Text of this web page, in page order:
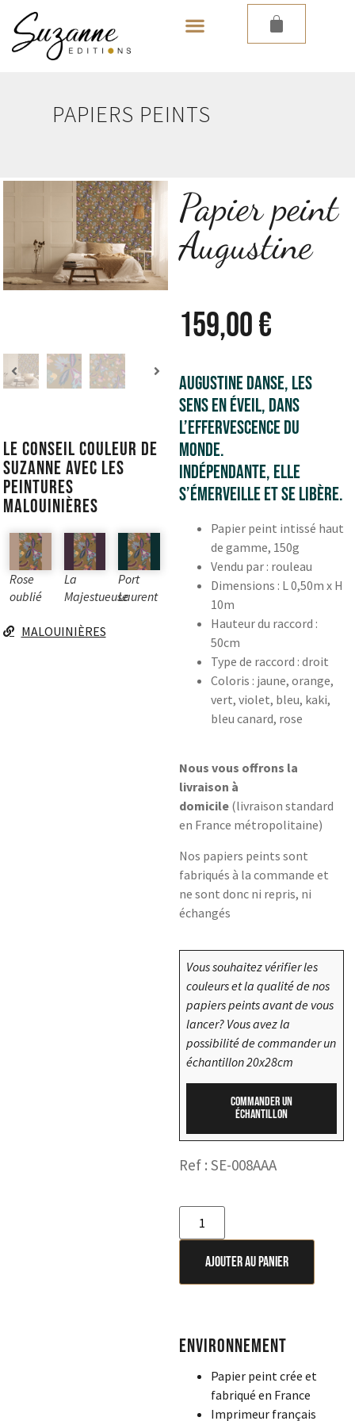
PAPIERS PEINTS
Le conseil couleur de
Suzanne avec les
peintures
Malouinières
Rose
oublié
La
Majestueuse
Port
Laurent
MALOUINIÈRES
Papier peint
Augustine
159,00€
Augustine danse, les
sens en éveil, dans
l’effervescence du
monde.
Indépendante, elle
s’émerveille et se libère.
Papier peint intissé haut
de gamme, 150g
Vendu par : rouleau
Dimensions : L 0,50m x H
10m
Hauteur du raccord :
50cm
Type de raccord : droit
Coloris : jaune, orange,
vert, violet, bleu, kaki,
bleu canard, rose
Nous vous offrons la
livraison à
domicile (livraison standard
en France métropolitaine)
Nos papiers peints sont
fabriqués à la commande et
ne sont donc ni repris, ni
échangés
Vous souhaitez vérifier les
couleurs et la qualité de nos
papiers peints avant de vous
lancer? Vous avez la
possibilité de commander un
échantillon 20x28cm
Commander un
échantillon
Ref : SE-008AAA
Ajouter au panier
Environnement
Papier peint crée et
fabriqué en France
Imprimeur français